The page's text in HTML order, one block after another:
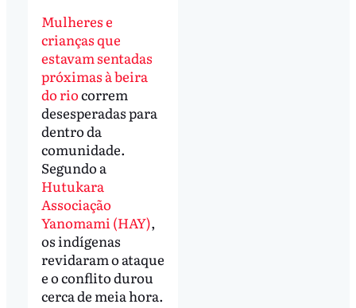
Mulheres e
crianças que
estavam sentadas
próximas à beira
do riocorrem
desesperadas para
dentro da
comunidade.
Segundo a
Hutukara
Associação
Yanomami (HAY),
os indígenas
revidaram o ataque
e o conflito durou
cerca de meia hora.